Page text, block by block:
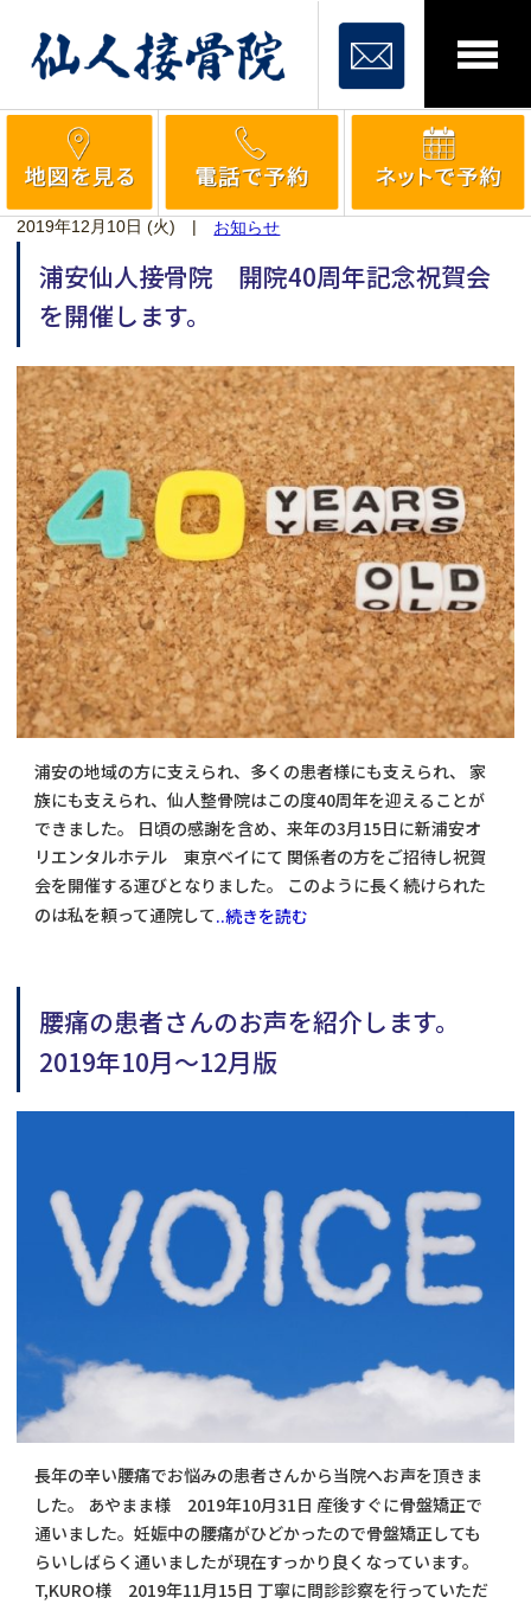
2019年12月10日 (火) お知らせ
浦安仙人接骨院 開院40周年記念祝賀会
を開催します。
浦安の地域の方に支えられ、多くの患者様にも支えられ、 家
族にも支えられ、仙人整骨院はこの度40周年を迎えることが
できました。 日頃の感謝を含め、来年の3月15日に新浦安オ
リエンタルホテル 東京ベイにて 関係者の方をご招待し祝賀
会を開催する運びとなりました。 このように長く続けられた
のは私を頼って通院して..続きを読む
腰痛の患者さんのお声を紹介します。
2019年10月～12月版
長年の辛い腰痛でお悩みの患者さんから当院へお声を頂きま
した。 あやまま様 2019年10月31日 産後すぐに骨盤矯正で
通いました。妊娠中の腰痛がひどかったので骨盤矯正しても
らいしばらく通いましたが現在すっかり良くなっています。
T,KURO様 2019年11月15日 丁寧に問診診察を行っていただ